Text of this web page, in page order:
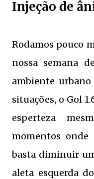
Injeção de
Rodamos pouco
nossa semana
ambiente urbano
situações, o Gol
esperteza
momentos onde
basta diminuir
aleta esquerda